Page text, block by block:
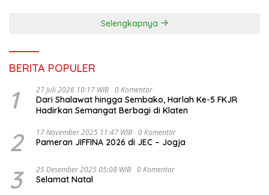
Selengkapnya
BERITA POPULER
1 27 Juli 2026 10:17 WIB 0 Komentar
Dari Shalawat hingga Sembako, Harlah Ke-5 FKJR
Hadirkan Semangat Berbagi di Klaten
2 17 November 2025 11:47 WIB 0 Komentar
Pameran JIFFINA 2026 di JEC – Jogja
3 25 Desember 2025 05:08 WIB 0 Komentar
Selamat Natal